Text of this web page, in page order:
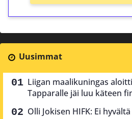
Uusimmat
Liigan maalikuningas
Tapparalle jäi luu käteen
Olli Jokisen HIFK: Ei